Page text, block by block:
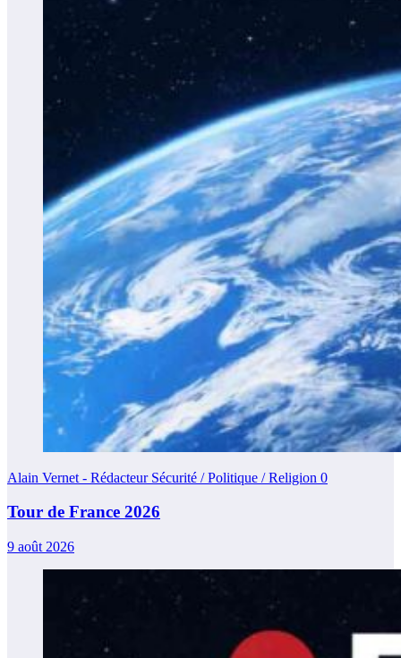
Alain Vernet - Rédacteur Sécurité / Politique / Religion 0
Tour de France 2026
9 août 2026